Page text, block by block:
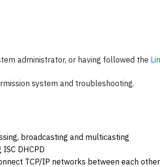
administrator, or having followed the
system and troubleshooting.
broadcasting and multicasting
DHCPD
TCP/IP networks between each other.